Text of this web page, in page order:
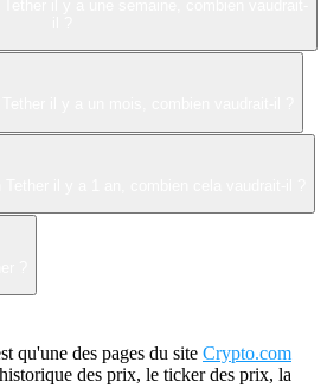
qu'une des pages du site Crypto.com
des prix, le ticker des prix, la